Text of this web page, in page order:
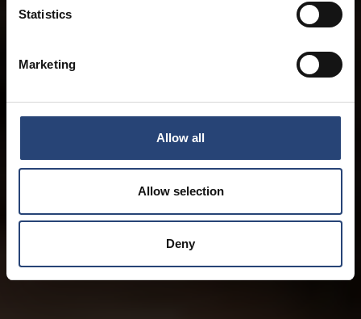
Statistics
Marketing
Allow all
Allow selection
Deny